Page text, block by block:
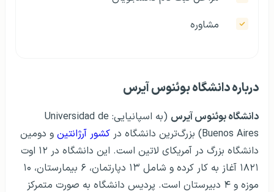
مشاوره
درباره دانشگاه بوئنوس آیرس
دانشگاه بوئنوس آیرس
(به اسپانیایی: Universidad de
Buenos Aires) بزرگ‌ترین دانشگاه در
کشور آرژانتین و دومین
دانشگاه بزرگ در آمریکای لاتین است. این دانشگاه در ۱۲ اوت
۱۸۲۱ آغاز به کار کرده و شامل ۱۳ دپارتمان، ۶ بیمارستان، ۱۰
موزه و ۴ دبیرستان است. پردیس دانشگاه به صورت متمرکز